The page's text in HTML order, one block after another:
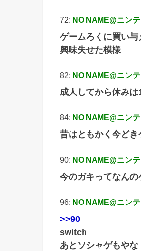
72: NO NAME@ニン
ゲームろくに買い
興味失せた模様
82: NO NAME@ニン
成人してから休み
84: NO NAME@ニン
昔はともかく今どき
90: NO NAME@ニン
今のガキってなんの
96: NO NAME@ニン
>>90
switch
あとソシャゲもやな